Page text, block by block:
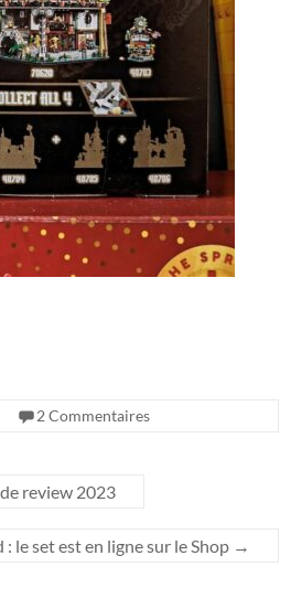
2 Commentaires
review 2023
le set est en ligne sur le Shop →